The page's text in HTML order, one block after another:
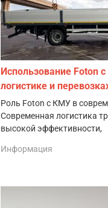
Использование Foton
логистике и
Роль Foton с КМУ в
Современная логистика
высокой эффективности,
Информация